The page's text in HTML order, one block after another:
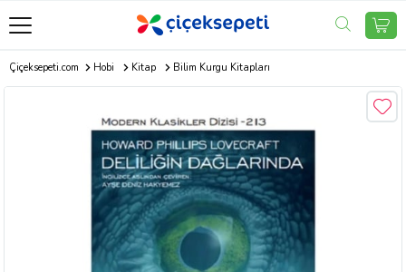
Çiçeksepeti.com Hobi Kitap Bilim Kurgu Kitapları